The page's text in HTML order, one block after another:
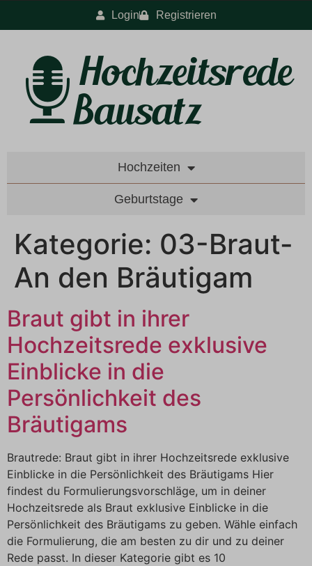
Login Registrieren
Hochzeiten
Geburtstage
Kategorie: 03-Braut-
An den Bräutigam
Braut gibt in ihrer
Hochzeitsrede exklusive
Einblicke in die
Persönlichkeit des
Bräutigams
Brautrede: Braut gibt in ihrer Hochzeitsrede exklusive
Einblicke in die Persönlichkeit des Bräutigams Hier
findest du Formulierungsvorschläge, um in deiner
Hochzeitsrede als Braut exklusive Einblicke in die
Persönlichkeit des Bräutigams zu geben. Wähle einfach
die Formulierung, die am besten zu dir und zu deiner
Rede passt. In dieser Kategorie gibt es 10